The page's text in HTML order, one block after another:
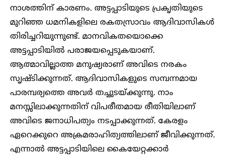
നാശത്തിന് കാരണം. അട്ടപ്പാടിയുടെ പ്രകൃതിയുടെ
മുറിഞ്ഞ ധമനികളിലെ രകതസ്രാവം ആദിവാസികൾ
തിരിച്ചറിയുന്നുണ്ട്. മാനവികതയൊക്കെ
അട്ടപ്പാടിയിൽ പരാജയപ്പെടുകയാണ്.
ആത്മാവില്ലാത്ത മനുഷ്യരാണ് അവിടെ നരകം
സൃഷ്ടിക്കുന്നത്. ആദിവാസികളുടെ സമ്പന്നമായ
പാരമ്പര്യത്തെ അവർ തച്ചുടയ്ക്കുന്നു. നാം
മനസ്സിലാക്കുന്നതിന് വിപരീതമായ രീതിയിലാണ്
അവിടെ ജനാധിപത്യം നടപ്പാക്കുന്നത്. കേരളം
ഏറെക്കുറെ അക്രമരാഹിത്യത്തിലാണ് ജീവിക്കുന്നത്.
എന്നാൽ അട്ടപ്പാടിയിലെ കൈയേറ്റക്കാർ